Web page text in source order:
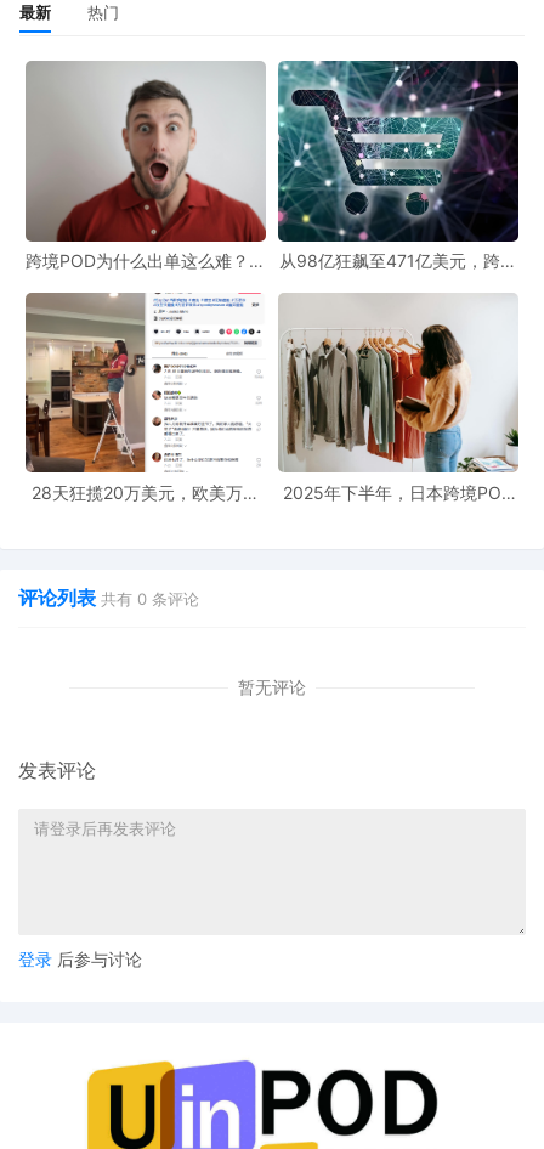
最新 热门
跨境POD为什么出单这么难？总
从98亿狂飙至471亿美元，跨境
28天狂揽20万美元，欧美万圣
2025年下半年，日本跨境POD
评论列表 共有 0 条评论
暂无评论
发表评论
登录 后参与讨论